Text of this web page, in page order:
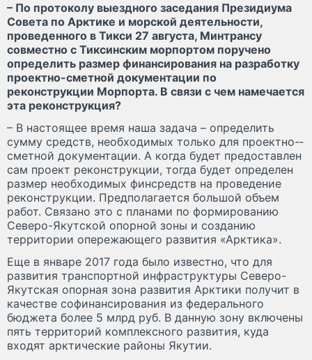
– По протоколу выездного заседания Президиума
Совета по Арктике и морской деятельности,
проведенного в Тикси 27 августа, Минтрансу
совместно с Тиксинским морпортом поручено
определить размер финансирования на разработку
проектно­-сметной документации по
реконструкции Морпорта. В связи с чем намечается
эта реконструкция?
– В настоящее время наша задача – определить
сумму средств, необходимых только для проектно-­
сметной документации. А когда будет предоставлен
сам проект реконструкции, тогда будет определен
размер необходимых финсредств на проведение
реконструкции. Предполагается большой объем
работ. Связано это с планами по формированию
Северо­-Якутской опорной зоны и созданию
территории опережающего развития «Арктика».
Еще в январе 2017 года было известно, что для
развития транспортной инфраструктуры Северо-
Якутская опорная зона развития Арктики получит в
качестве софинансирования из федерального
бюджета более 5 млрд руб. В данную зону включены
пять территорий комплексного развития, куда
входят арктические районы Якутии.